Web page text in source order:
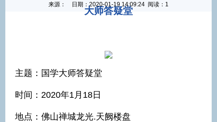
大师答疑堂
来源： 日期：2020-01-19 14:09:24 阅读：1
主题：国学大师答疑堂
时间：2020年1月18日
地点：佛山禅城龙光.天阙楼盘